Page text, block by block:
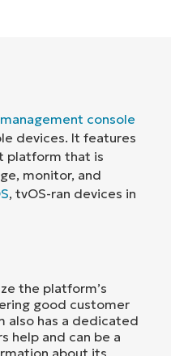
console
devices. It features
platform that is
monitor, and
, tvOS-ran devices in
the platform’s
good customer
also has a dedicated
help and can be a